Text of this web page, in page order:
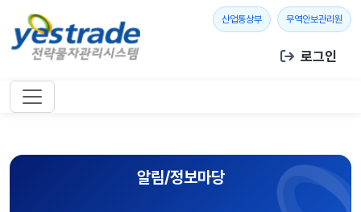
산업통상부새 창 열기무역안보관리원 새
로그인
알림/정보마당